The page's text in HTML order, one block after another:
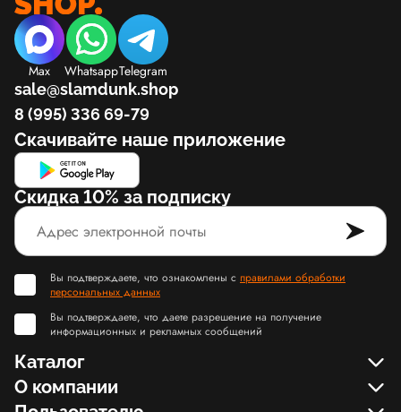
Max WhatsappTelegram
sale@slamdunk.shop
8 (995) 336 69-79
Скачивайте наше приложение
Скидка 10% за подписку
Вы подтверждаете, что ознакомлены с правилами обработки
персональных данных
Вы подтверждаете, что даете разрешение на получение
информационных и рекламных сообщений
Каталог
О компании